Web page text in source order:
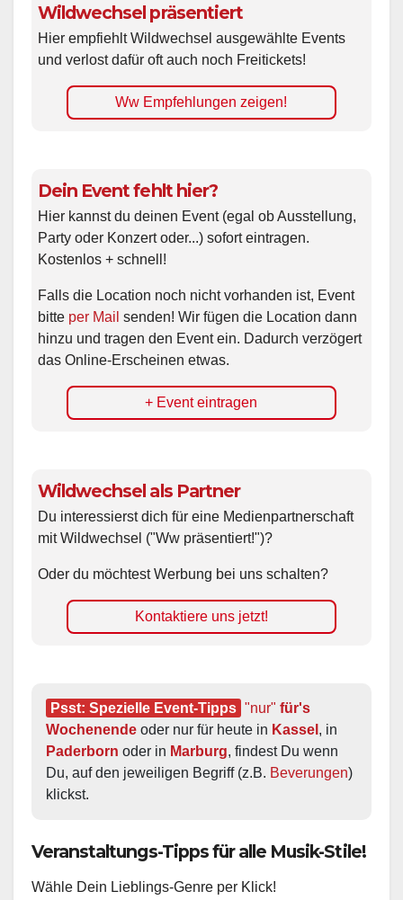
Wildwechsel präsentiert
Hier empfiehlt Wildwechsel ausgewählte Events
und verlost dafür oft auch noch Freitickets!
Ww Empfehlungen zeigen!
Dein Event fehlt hier?
Hier kannst du deinen Event (egal ob Ausstellung,
Party oder Konzert oder...) sofort eintragen.
Kostenlos + schnell!
Falls die Location noch nicht vorhanden ist, Event
bitte per Mail senden! Wir fügen die Location dann
hinzu und tragen den Event ein. Dadurch verzögert
das Online-Erscheinen etwas.
+ Event eintragen
Wildwechsel als Partner
Du interessierst dich für eine Medienpartnerschaft
mit Wildwechsel ("Ww präsentiert!")?
Oder du möchtest Werbung bei uns schalten?
Kontaktiere uns jetzt!
Psst: Spezielle Event-Tipps "nur" für's
Wochenende oder nur für heute in Kassel
Paderborn oder in Marburg, findest Du wenn
Du, auf den jeweiligen Begriff (z.B. Beverungen)
klickst.
Veranstaltungs-Tipps für alle Musik-Stile!
Wähle Dein Lieblings-Genre per Klick!